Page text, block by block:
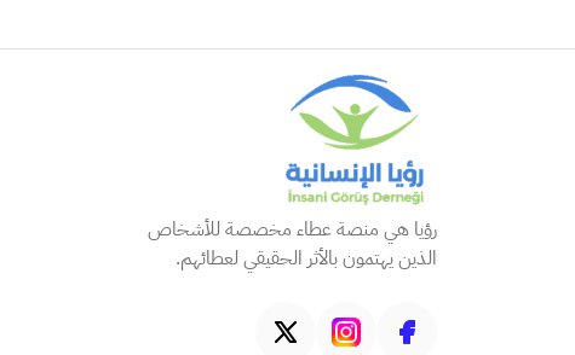
رؤيا هي منصة عطاء مخصصة للأشخاص
الذين يهتمون بالأثر الحقيقي لعطائهم.